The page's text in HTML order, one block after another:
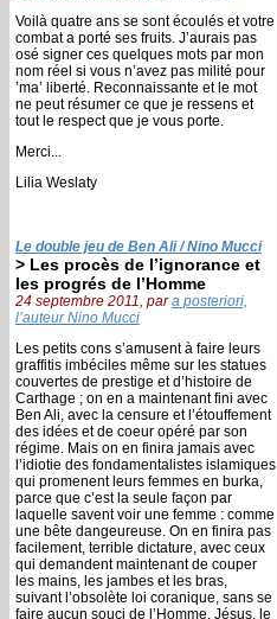
Voilà quatre ans se sont écoulés et votre
combat a porté ses fruits. J’aurais pas
osé signer ces quelques mots par mon
nom réel si vous n’avez pas milité pour
’ma’ liberté. Reconnaissante et le mot
ne peut résumer ce que je ressens et
tout le respect que je vous porte.
Merci...
Lilia Weslaty
Le double jeu de Ben Ali / Nino Mucci
> Les procès de l’ignorance et
les progrés de l’Homme
24 septembre 2011, para posteriori,
l’auteur Nino Mucci
Les petits cons s’amusent à faire leurs
graffitis imbéciles même sur les statues
couvertes de prestige et d’histoire de
Carthage ; on en a maintenant fini avec
Ben Ali, avec la censure et l’étouffement
des idées et de coeur opéré par son
régime. Mais on en finira jamais avec
l’idiotie des fondamentalistes islamiques
qui promenent leurs femmes en burka,
parce que c’est la seule façon par
laquelle savent voir une femme : comme
une bête dangeureuse. On en finira pas
facilement, terrible dictature, avec ceux
qui demandent maintenant de couper
les mains, les jambes et les bras,
suivant l’obsolète loi coranique, sans se
faire aucun souci de l’Homme. Jésus, le